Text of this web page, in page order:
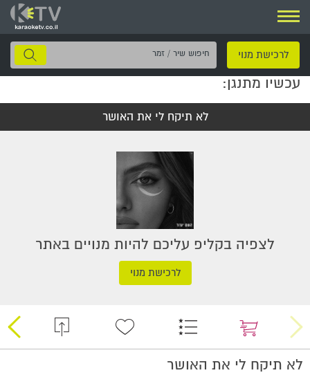
ניווט
לרכישת מנוי
חיפוש
שיר
עכשיו מתנגן:
לא תיקח לי את האושר
לצפיה בקליפ עליכם להיות מנויים באתר
לרכישת מנוי
לא תיקח לי את האושר